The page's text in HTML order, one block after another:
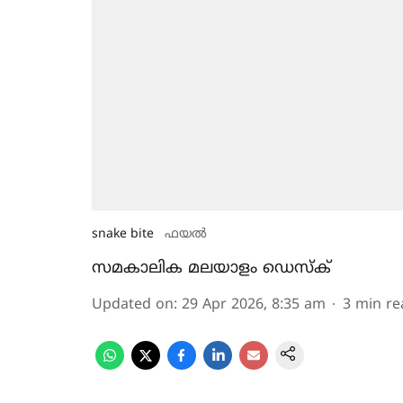
snake bite ഫയൽ
സമകാലിക മലയാളം ഡെസ്ക്
Updated on: 29 Apr 2026, 8:35 am 3 min